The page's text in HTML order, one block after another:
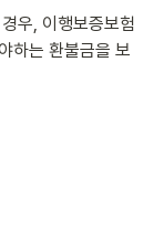
우, 이행보증보험
하는 환불금을 보